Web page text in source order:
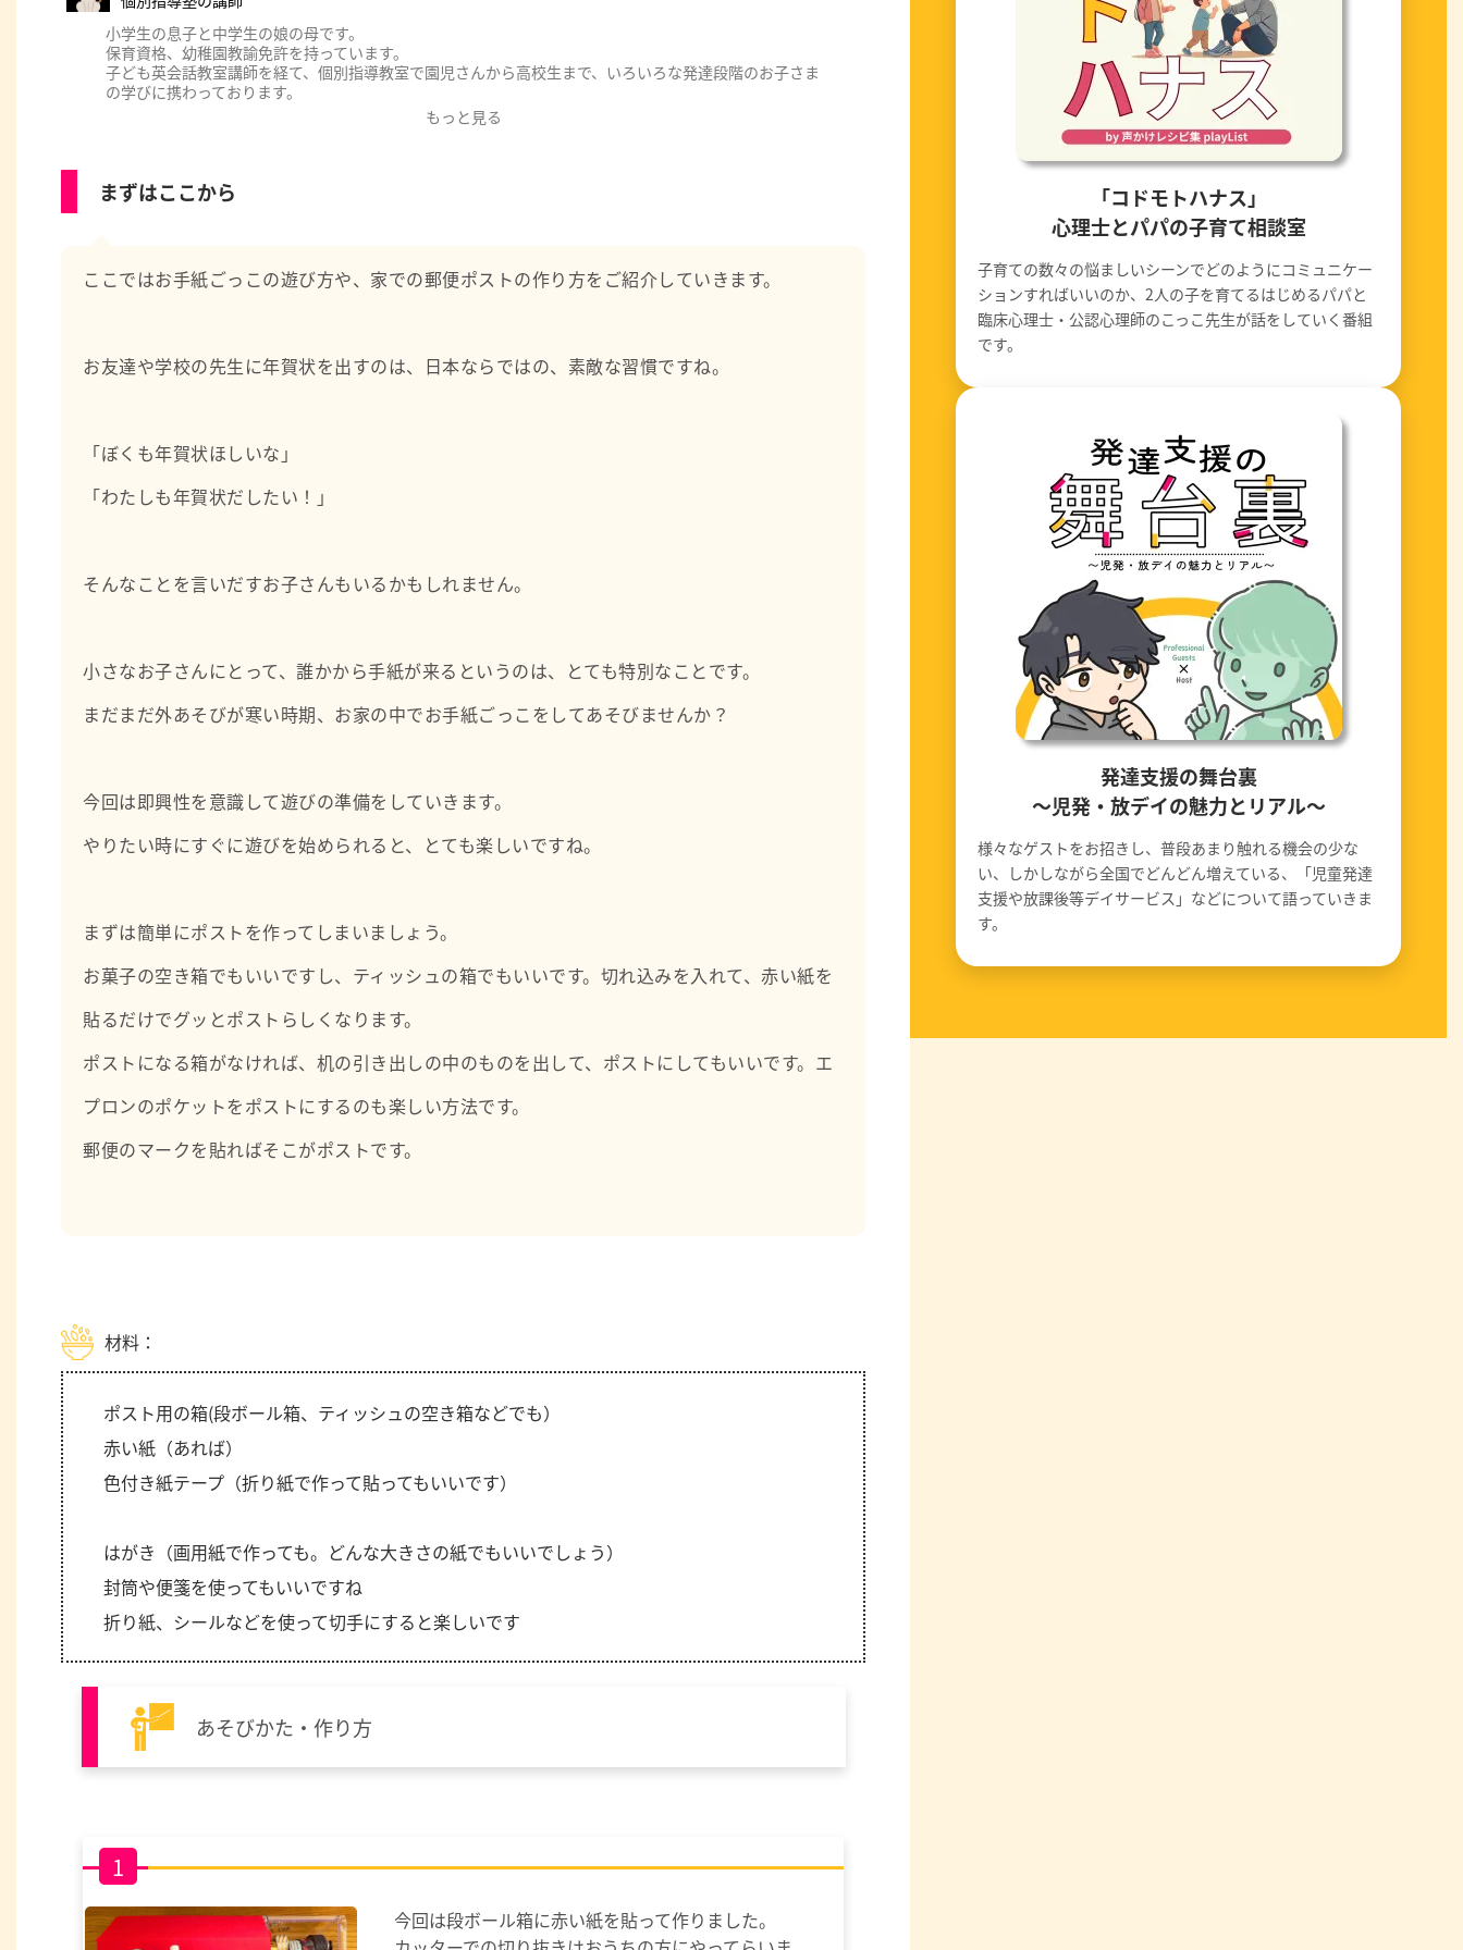
小学生の息子と中学生の娘の母です。
保育資格、幼稚園教諭免許を持っています。
子ども英会話教室講師を経て、個別指導教室で園児さんから高校生まで、いろいろな発達段階のお子さま
の学びに携わっております。
もっと見る
まずはここから
ここではお手紙ごっこの遊び方や、家での郵便ポストの作り方をご紹介していきます。
お友達や学校の先生に年賀状を出すのは、日本ならではの、素敵な習慣ですね。
「ぼくも年賀状ほしいな」
「わたしも年賀状だしたい！」
そんなことを言いだすお子さんもいるかもしれません。
小さなお子さんにとって、誰かから手紙が来るというのは、とても特別なことです。
まだまだ外あそびが寒い時期、お家の中でお手紙ごっこをしてあそびませんか？
今回は即興性を意識して遊びの準備をしていきます。
やりたい時にすぐに遊びを始められると、とても楽しいですね。
まずは簡単にポストを作ってしまいましょう。
お菓子の空き箱でもいいですし、ティッシュの箱でもいいです。切れ込みを入れて、赤い紙を
貼るだけでグッとポストらしくなります。
ポストになる箱がなければ、机の引き出しの中のものを出して、ポストにしてもいいです。エ
プロンのポケットをポストにするのも楽しい方法です。
郵便のマークを貼ればそこがポストです。
材料：
ポスト用の箱(段ボール箱、ティッシュの空き箱などでも）
赤い紙（あれば）
色付き紙テープ（折り紙で作って貼ってもいいです）
はがき（画用紙で作っても。どんな大きさの紙でもいいでしょう）
封筒や便箋を使ってもいいですね
折り紙、シールなどを使って切手にすると楽しいです
あそびかた・作り方
1
今回は段ボール箱に赤い紙を貼って作りました。
「コドモトハナス」
心理士とパパの子育て相談室
子育ての数々の悩ましいシーンでどのようにコミュニケー
ションすればいいのか、2人の子を育てるはじめるパパと
臨床心理士・公認心理師のこっこ先生が話をしていく番組
です。
発達支援の舞台裏
〜児発・放デイの魅力とリアル〜
様々なゲストをお招きし、普段あまり触れる機会の少な
い、しかしながら全国でどんどん増えている、「児童発達
支援や放課後等デイサービス」などについて語っていきま
す。